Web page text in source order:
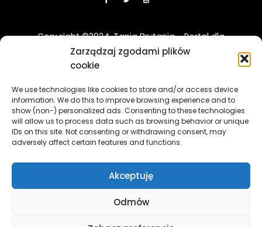
Zarządzaj zgodami plików
cookie
We use technologies like cookies to store and/or access device
information. We do this to improve browsing experience and to
show (non-) personalized ads. Consenting to these technologies
will allow us to process data such as browsing behavior or unique
IDs on this site. Not consenting or withdrawing consent, may
adversely affect certain features and functions.
Akceptuję
Odmów
Copyright ©2024. Tania Brytania - Portal dla
Polaków w UK
przez Financial Conduct Authority (FCA) i jest prowadzona
wyłącznie w celach informacyjno-edukacyjnych. Treści
zawierająca linki sponsorowane i afiliacyjne, a klikając w nie
i korzystając z usług reklamodawców lub firm
współpracujących, nasz serwis może otrzymać
Financial Conduct Authority (FCA) and is operated solely for